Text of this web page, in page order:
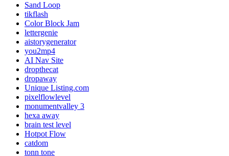
Sand Loop
tikflash
Color Block Jam
lettergenie
aistorygenerator
you2mp4
AI Nav Site
dropthecat
dropaway
Unique Listing.com
pixelflowlevel
monumentvalley 3
hexa away
brain test level
Hotpot Flow
catdom
tonn tone